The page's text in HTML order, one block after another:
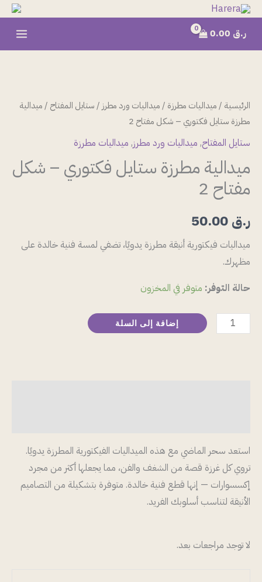
تخطي
المحتوى
ر.ق
الرئيسية /ميداليات مطرزة /ميداليات ورد مطرز /ستايل المفتاح / ميدالية
مطرزة ستايل فكتوري – شكل مفتاح 2
ستايل المفتاح, ميداليات ورد مطرز, ميداليات مطرزة
ميدالية مطرزة ستايل فكتوري – شكل
مفتاح 2
ر.ق
ميداليات فيكتورية أنيقة مطرزة يدويًا، تضفي لمسة فنية خالدة على
مظهرك.
حالة التوفر: متوفر في المخزون
مطرزة
ستايل
فكتوري
شكل
مفتاح
إضافة إلى السلة
استعد سحر الماضي مع هذه الميداليات الفيكتورية المطرزة يدويًا.
تروي كل غرزة قصة من الشغف والفن، مما يجعلها أكثر من مجرد
إكسسوارات — إنها قطع فنية خالدة. متوفرة بتشكيلة من التصاميم
الأنيقة لتناسب أسلوبك الفريد.
لا توجد مراجعات بعد.